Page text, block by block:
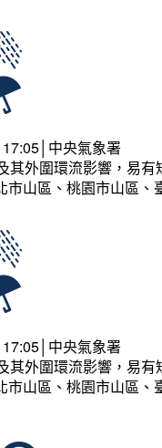
中央氣象署
其外圍環流影響，易
市山區、桃園市山區、
中央氣象署
其外圍環流影響，易
市山區、桃園市山區、